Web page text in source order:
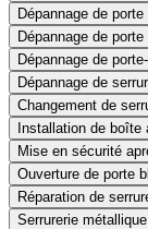
Dépannage de
Dépannage de
Dépannage de
Dépannage de
Changement de
Installation de boîte
Mise en sécurité
Ouverture de porte
Réparation de
Serrurerie métallique